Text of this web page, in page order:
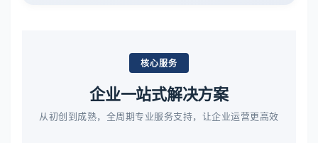
核心服务
企业一站式解决方案
从初创到成熟，全周期专业服务支持，让企业运营更高效